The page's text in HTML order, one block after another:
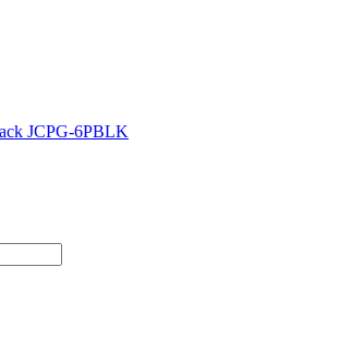
JCPG-6PBLK